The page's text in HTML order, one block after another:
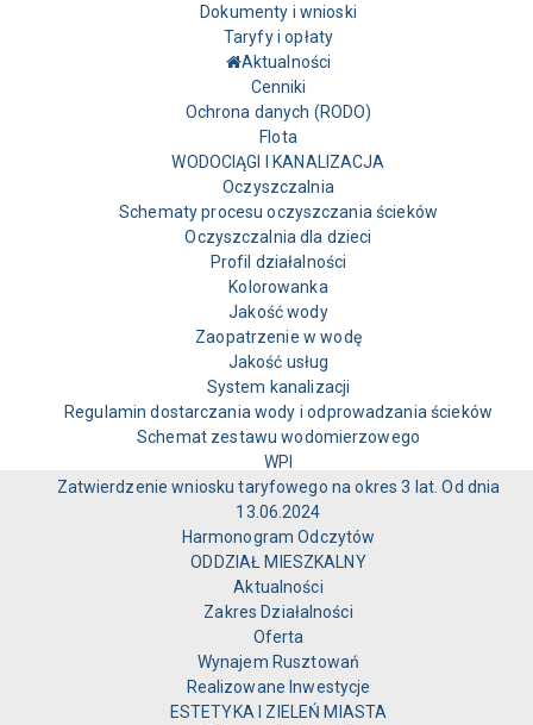
Dokumenty i wnioski
Taryfy i opłaty
Aktualności
Cenniki
Ochrona danych (RODO)
Flota
WODOCIĄGI I KANALIZACJA
Oczyszczalnia
Schematy procesu oczyszczania ścieków
Oczyszczalnia dla dzieci
Profil działalności
Kolorowanka
Jakość wody
Zaopatrzenie w wodę
Jakość usług
System kanalizacji
Regulamin dostarczania wody i odprowadzania ścieków
Schemat zestawu wodomierzowego
WPI
Zatwierdzenie wniosku taryfowego na okres 3 lat. Od dnia
13.06.2024
Harmonogram Odczytów
ODDZIAŁ MIESZKALNY
Aktualności
Zakres Działalności
Oferta
Wynajem Rusztowań
Realizowane Inwestycje
ESTETYKA I ZIELEŃ MIASTA